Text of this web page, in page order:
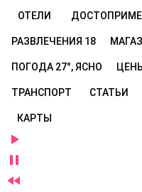
ОТЕЛИ
РАЗВЛЕЧЕНИЯ 18
ПОГОДА 27°, ЯСНО ЦЕНЫ
ТРАНСПОРТ СТАТЬИ
КАРТЫ


